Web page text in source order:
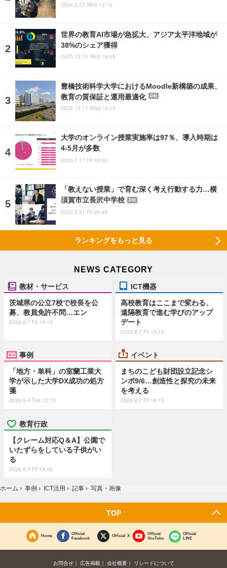
2024.3.27 Wed 13:15
世界の教育AI市場が急拡大、アジア太平洋地域が
38%のシェア獲得
2025.12.10 Wed 16:45
豊橋技術科学大学におけるMoodle新構築の成果、
教育の質保証と運用最適化
PR
2025.12.17 Wed 10:15
大学のオンライン授業実施率は97％、導入時期は
4-5月が多数
2020.7.17 Fri 10:50
「教えない授業」で育む深く考え行動する力…横
須賀市立長沢中学校
PR
2023.3.31 Fri 20:45
ランキングをもっと見る
NEWS CATEGORY
教材・サービス
茨城県の公立7校で校長を公
募、教員免許不問…エン
2026.8.7 Fri 19:15
ICT機器
高校教育はここまで変わる、
遠隔教育で進む学びのアップ
デート
2026.8.7 Fri 15:15
事例
「地方・単科」の室蘭工業大
学が示した大学DX成功の処方
箋
2026.8.4 Tue 12:15
イベント
まちのこども財団設立記念シ
ンポ9/6…創造性と探究の未来
を考える
2026.8.7 Fri 16:15
教育行政
【クレーム対応Q＆A】公園で
いたずらをしている子供がい
る
2026.8.7 Fri 19:45
ホーム › 事例 › ICT活用 › 記事 › 写真・画像
TOP
Home
Official
Facebook
Official X
Official
YouTube
Official
LINE
お問合せ 広告掲載 会社概要 リシードについて